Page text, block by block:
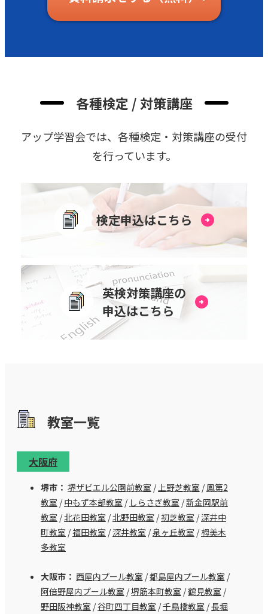
各種検定 / 対策講座
アップ学習会では、各種検定・対策講座の受付
を⾏っています。
検定申込はこちら
英検対策講座の
申込はこちら
教室⼀覧
大阪府
堺市： 堺ザビエル公園前教室 / 上野芝教室 /鳳第2
教室 /中もず本部教室 / しらさぎ教室 /新金岡駅前
教室 /北花田教室 /北野田教室 /初芝教室 /深井中
町教室 /福田教室 /深井教室 /泉ヶ丘教室 /栂美木
多教室
大阪市： 西屋内プール教室 /都島屋内プール教室 /
阿倍野屋内プール教室 /堺筋本町教室 /鶴見教室 /
野田阪神教室 /谷町四丁目教室 /千鳥橋教室 /長堀